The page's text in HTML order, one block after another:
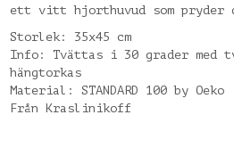
ett vitt hjorthuvud som pryder
Storlek: 35x45 cm
Info: Tvättas i 30 grader med
hängtorkas
Material: STANDARD 100 by Oeko
Från Kraslinikoff